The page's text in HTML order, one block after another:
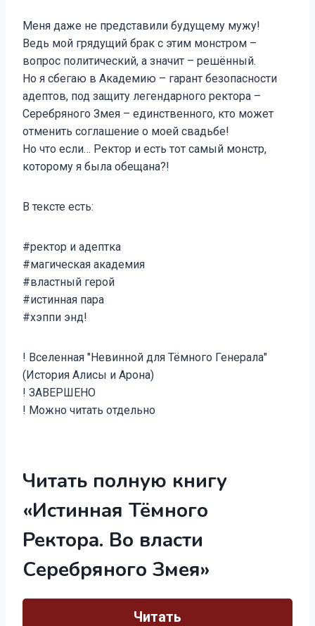
Меня даже не представили будущему мужу!
Ведь мой грядущий брак с этим монстром –
вопрос политический, а значит – решённый.
Но я сбегаю в Академию – гарант безопасности
адептов, под защиту легендарного ректора –
Серебряного Змея – единственного, кто может
отменить соглашение о моей свадьбе!
Но что если… Ректор и есть тот самый монстр,
которому я была обещана?!
В тексте есть:
#ректор и адептка
#магическая академия
#властный герой
#истинная пара
#хэппи энд!
! Вселенная "Невинной для Тёмного Генерала"
(История Алисы и Арона)
! ЗАВЕРШЕНО
! Можно читать отдельно
Читать полную книгу
«Истинная Тёмного
Ректора. Во власти
Серебряного Змея»
Читать